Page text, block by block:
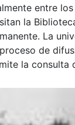
entre
la
La
de
la consulta